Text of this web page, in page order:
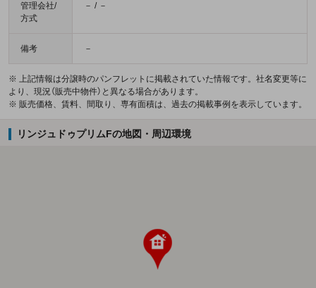
管理会社/
方式
－ / －
備考 －
※ 上記情報は分譲時のパンフレットに掲載されていた情報です。社名変更等に
より、現況（販売中物件）と異なる場合があります。
※ 販売価格、賃料、間取り、専有面積は、過去の掲載事例を表示しています。
リンジュドゥプリムFの地図・周辺環境